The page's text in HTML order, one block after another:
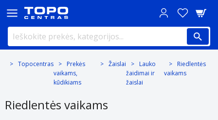
Topocentras
Prekės
vaikams,
kūdikiams
Žaislai
Lauko
žaidimai ir
žaislai
Riedlentės
vaikams
Riedlentės vaikams